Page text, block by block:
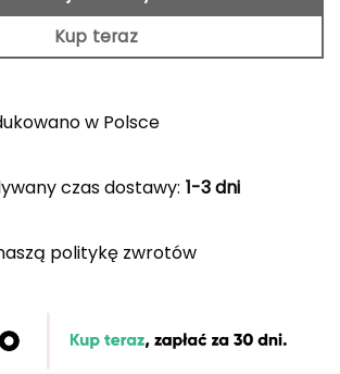
Kup teraz
w Polsce
czas dostawy: 1-3 dni
politykę zwrotów